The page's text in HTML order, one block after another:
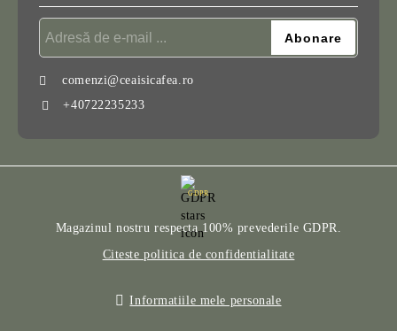
comenzi@ceaisicafea.ro
+40722235233
GDPR
Magazinul nostru respecta 100% prevederile GDPR.
Citeste politica de confidentialitate
Informatiile mele personale